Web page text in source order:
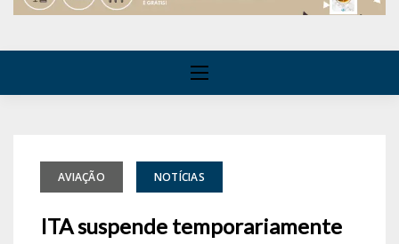
AVIAÇÃO NOTÍCIAS
ITA suspende temporariamente